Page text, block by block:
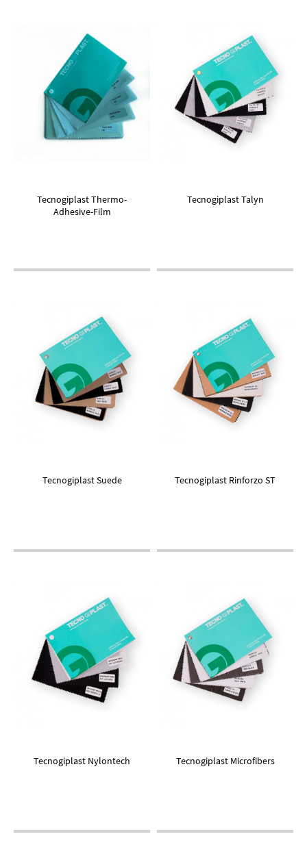
Tecnogiplast Thermo-
Adhesive-Film
Tecnogiplast Talyn
Tecnogiplast Suede Tecnogiplast Rinforzo ST
Tecnogiplast Nylontech Tecnogiplast Microfibers